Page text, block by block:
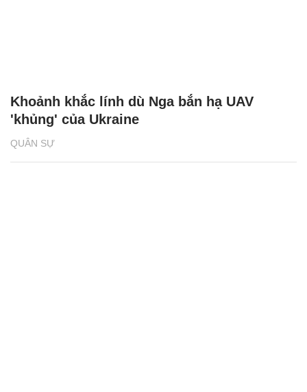
QUÂN SỰ
Khoảnh khắc lính dù Nga bắn hạ UAV
'khủng' của Ukraine